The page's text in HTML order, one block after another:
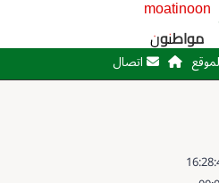
moatinoon
مواطنون
اتصال